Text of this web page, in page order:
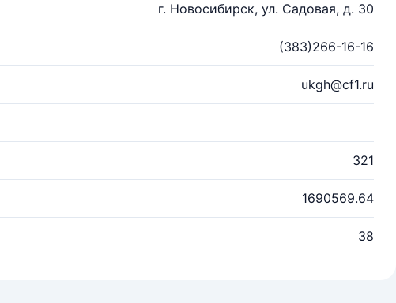
г. Новосибирск, ул. Садовая, д. 30
(383)266-16-16
ukgh@cf1.ru
321
1690569.64
38